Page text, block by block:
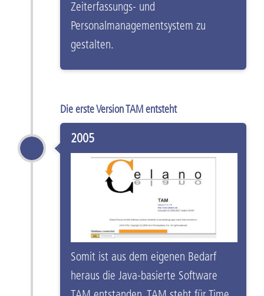
Zeiterfassungs- und
Personalmanagementsystem zu
gestalten.
Die erste Version TAM entsteht
2005
Somit ist aus dem eigenen Bedarf
heraus die Java-basierte Software